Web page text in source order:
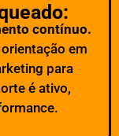
contínuo.
em
para
é ativo,